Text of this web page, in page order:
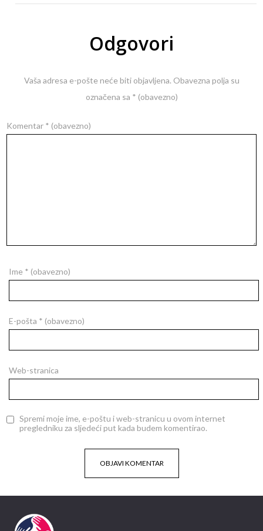
Odgovori
Vaša adresa e-pošte neće biti objavljena. Obavezna polja su
označena sa * (obavezno)
Komentar * (obavezno)
Ime * (obavezno)
E-pošta * (obavezno)
Web-stranica
Spremi moje ime, e-poštu i web-stranicu u ovom internet
pregledniku za sljedeći put kada budem komentirao.